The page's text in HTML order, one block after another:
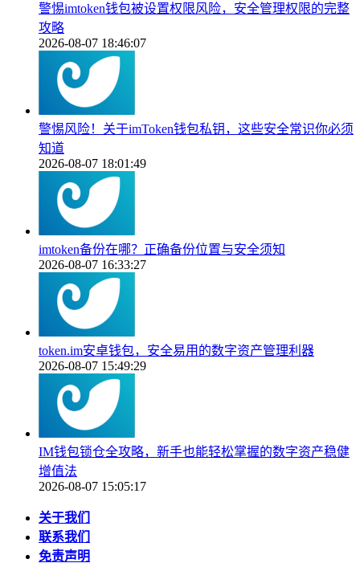
警惕imtoken钱包被设置权限风险，安全管理权限的完整
攻略
2026-08-07 18:46:07
警惕风险！关于imToken钱包私钥，这些安全常识你必须
知道
2026-08-07 18:01:49
imtoken备份在哪？正确备份位置与安全须知
2026-08-07 16:33:27
token.im安卓钱包，安全易用的数字资产管理利器
2026-08-07 15:49:29
IM钱包锁仓全攻略，新手也能轻松掌握的数字资产稳健
增值法
2026-08-07 15:05:17
关于我们
联系我们
免责声明